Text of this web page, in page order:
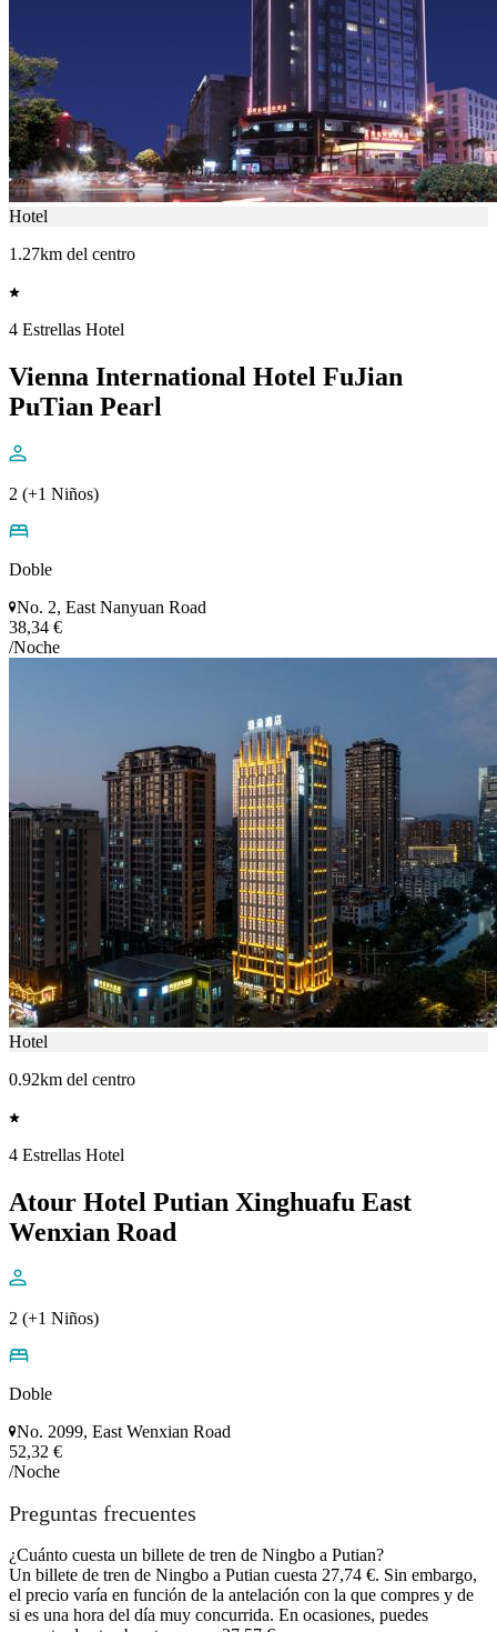
Hotel
1.27km del centro
4 Estrellas Hotel
Vienna International Hotel FuJian
PuTian Pearl
2 (+1 Niños)
Doble
No. 2, East Nanyuan Road
38,34 €
/Noche
Hotel
0.92km del centro
4 Estrellas Hotel
Atour Hotel Putian Xinghuafu East
Wenxian Road
2 (+1 Niños)
Doble
No. 2099, East Wenxian Road
52,32 €
/Noche
Preguntas frecuentes
¿Cuánto cuesta un billete de tren de Ningbo a Putian?
Un billete de tren de Ningbo a Putian cuesta 27,74 €. Sin embargo,
el precio varía en función de la antelación con la que compres y de
si es una hora del día muy concurrida. En ocasiones, puedes